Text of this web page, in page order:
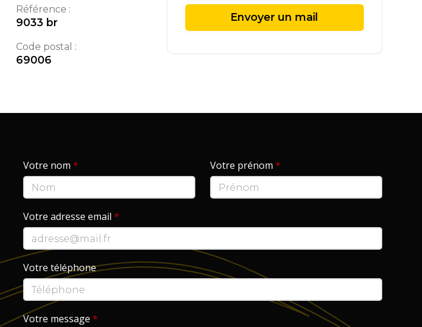
Référence :
9033 br
Code postal :
69006
Envoyer un mail
Votre nom * Votre prénom *
Votre adresse email *
Votre téléphone
Votre message *